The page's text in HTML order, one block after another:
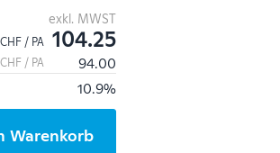
exkl. MWST
CHF / PA 104.25
CHF / PA
94.00
10.9%
Warenkorb